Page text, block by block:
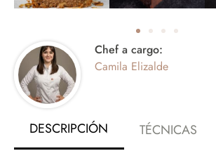
Chef a cargo:
Camila Elizalde
DESCRIPCIÓN TÉCNICAS